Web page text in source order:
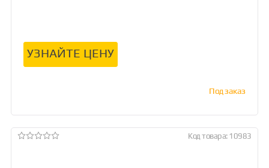
УЗНАЙТЕ ЦЕНУ
Под заказ
Код товара: 10983